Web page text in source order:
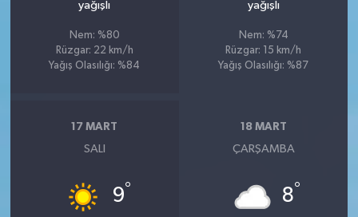
yağışlı
Nem: %80
Rüzgar: 22 km/h
Yağış Olasılığı: %84
yağışlı
Nem: %74
Rüzgar: 15 km/h
Yağış Olasılığı: %87
17 MART
SALI
9°
18 MART
ÇARŞAMBA
8°